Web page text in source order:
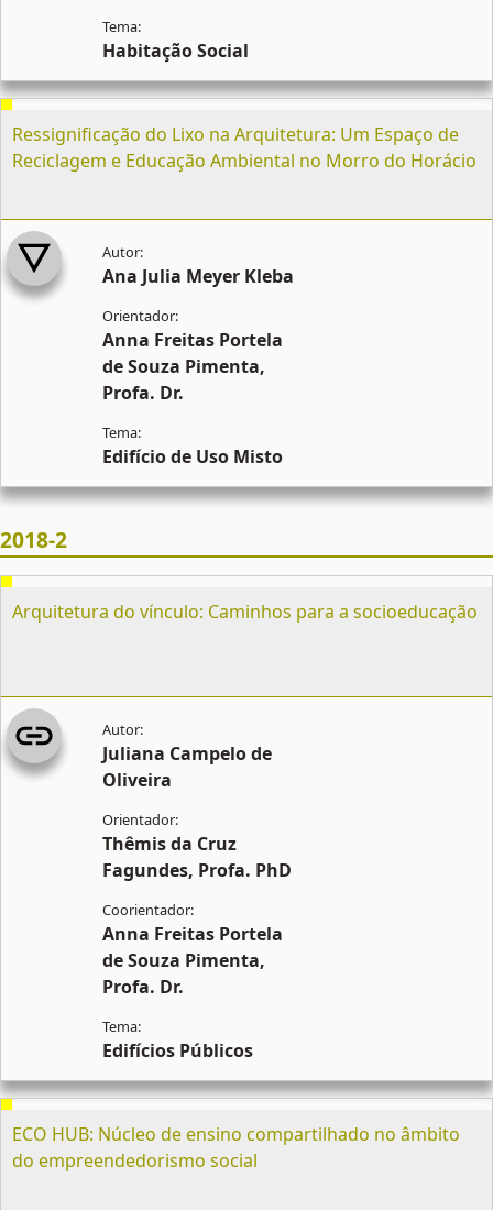
Habitação Social
Ressignificação do Lixo na Arquitetura: Um Espaço de
Reciclagem e Educação Ambiental no Morro do Horácio
Ana Julia Meyer Kleba
Anna Freitas Portela
de Souza Pimenta,
Profa. Dr.
Edifício de Uso Misto
2018-2
Arquitetura do vínculo: Caminhos para a socioeducação
Juliana Campelo de
Oliveira
Thêmis da Cruz
Fagundes, Profa. PhD
Anna Freitas Portela
de Souza Pimenta,
Profa. Dr.
Edifícios Públicos
ECO HUB: Núcleo de ensino compartilhado no âmbito
do empreendedorismo social